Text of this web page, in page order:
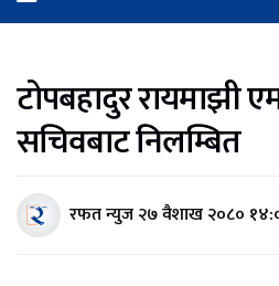
टोपबहादुर रायमाझी
सचिवबाट निलम्बित
रफत न्युज२७ वैशाख २०८०